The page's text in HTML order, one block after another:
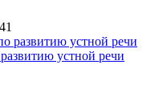
устной речи